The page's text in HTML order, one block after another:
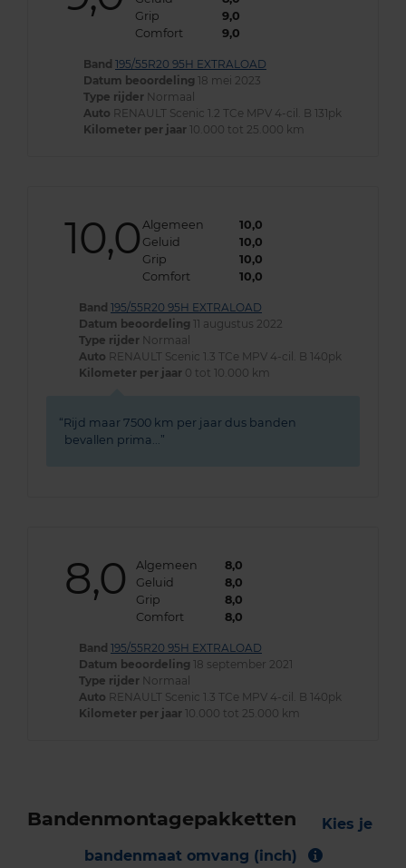
Grip
9,0
Comfort
9,0
Band 195/55R20 95H EXTRALOAD
Datum beoordeling 18 mei 2023
Type rijder Normaal
Auto RENAULT Scenic 1.2 TCe MPV 4-cil. B 131pk
Kilometer per jaar 10.000 tot 25.000 km
10,0 Algemeen
10,0
Geluid
10,0
Grip
10,0
Comfort
10,0
Band 195/55R20 95H EXTRALOAD
Datum beoordeling 11 augustus 2022
Type rijder Normaal
Auto RENAULT Scenic 1.3 TCe MPV 4-cil. B 140pk
Kilometer per jaar 0 tot 10.000 km
Rijd maar 7500 km per jaar dus banden
bevallen prima...
8,0 Algemeen
8,0
Geluid
8,0
Grip
8,0
Comfort
8,0
Band 195/55R20 95H EXTRALOAD
Datum beoordeling 18 september 2021
Type rijder Normaal
Auto RENAULT Scenic 1.3 TCe MPV 4-cil. B 140pk
Kilometer per jaar 10.000 tot 25.000 km
Bandenmontagepakketten
Kies je
bandenmaat omvang (inch)